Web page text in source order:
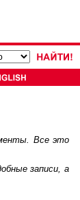
Все это
записи, а